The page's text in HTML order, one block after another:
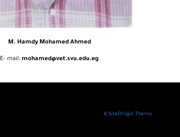
M. Hamdy Mohamed Ahmed
E- mail:mohamed@vet.svu.edu.eg
A SiteOrigin Theme